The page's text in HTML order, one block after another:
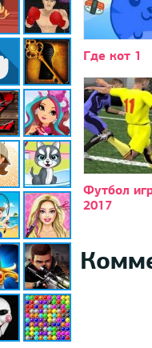
Где кот 1
Футбол
2017